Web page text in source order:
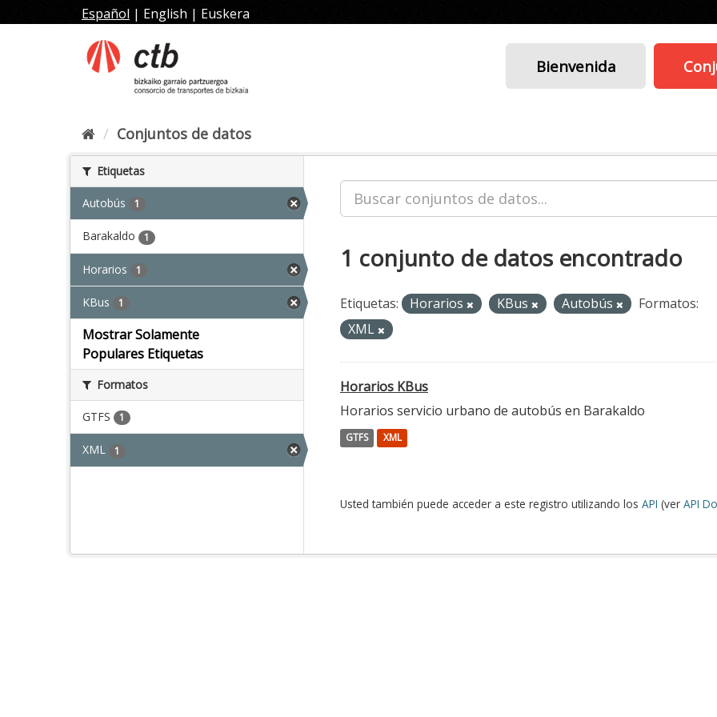
al
Español | English | Euskera
Bienvenida
Conjuntos de datos
Etiquetas
Autobús 1
Barakaldo 1
Horarios 1
KBus 1
Mostrar Solamente
Populares Etiquetas
Formatos
GTFS 1
XML 1
1 conjunto de datos encontrado
Etiquetas: Horarios KBus Autobús
Formatos:
XML
Horarios KBus
Horarios servicio urbano de autobús en Barakaldo
GTFS XML
Usted también puede acceder a este registro utilizando los API (ver API